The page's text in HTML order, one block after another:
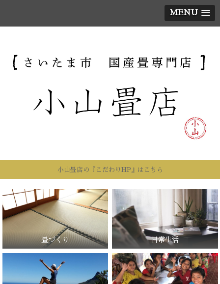
MENU
小山畳店の『こだわりHP』はこちら
畳づくり 日常生活